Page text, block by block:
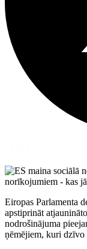
Eiropas Parlamenta
apstiprināt
nodrošinājuma
ņēmējiem, kuri dzīvo